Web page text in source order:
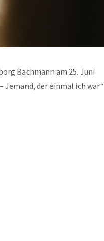
Bachmann am 25. Juni
der einmal ich war“